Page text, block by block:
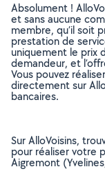
Absolument !
et sans aucune
membre, qu’il soit
prestation de
uniquement le prix
demandeur, et
Vous pouvez
directement sur
bancaires.
Sur AlloVoisins,
pour réaliser votre
Aigremont